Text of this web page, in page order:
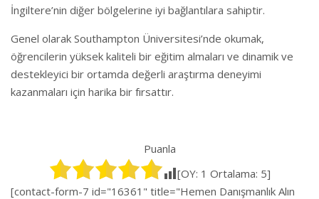
İngiltere’nin diğer bölgelerine iyi bağlantılara sahiptir.
Genel olarak Southampton Üniversitesi’nde okumak,
öğrencilerin yüksek kaliteli bir eğitim almaları ve dinamik ve
destekleyici bir ortamda değerli araştırma deneyimi
kazanmaları için harika bir fırsattır.
Puanla
[OY: 1 Ortalama: 5]
[contact-form-7 id="16361" title="Hemen Danışmanlık Alın